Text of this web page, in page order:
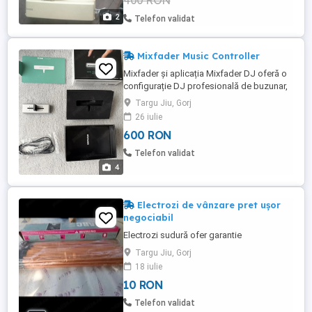
2 Telefon validat
4
Mixfader Music Controller
Mixfader și aplicația Mixfader DJ oferă o
configurație DJ profesională de buzunar,
la fel de puternică ca un controller
obișnuit, care deschide noi posibilități
pentru platanele audio. Autonomie baterie
10 ore Încărcare 1 oră Bluetooth 4.0
Conexiune USB pentru mixfader de
Targu Jiu, Gorj
26 iulie
600 RON
Telefon validat
Electrozi de vânzare pret ușor
negociabil
Electrozi sudură ofer garantie
Targu Jiu, Gorj
18 iulie
10 RON
Telefon validat